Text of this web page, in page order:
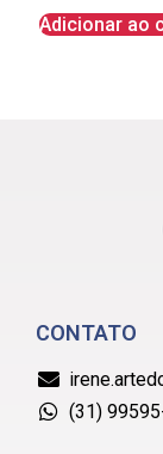
Adicionar ao
CONTATO
(31)